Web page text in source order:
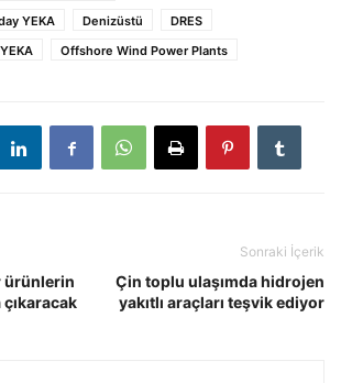
YEKA Denizüstü
DRES
Offshore Wind Power Plants
ürünlerin
çıkaracak
Sonraki İçerik
Çin toplu ulaşımda hidrojen
yakıtlı araçları teşvik ediyor